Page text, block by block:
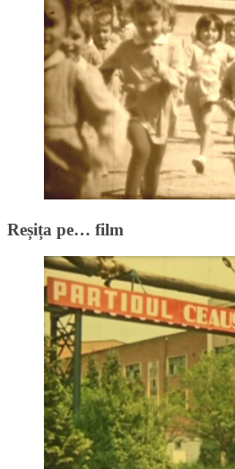
Reșița pe… film